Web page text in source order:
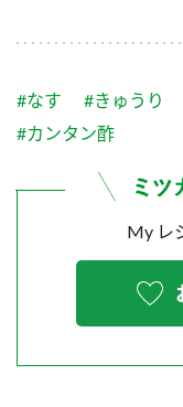
ふりかけ
炊き込みご飯
つゆ
納豆のサイト
三ツ判山吹
スペシャルサイト
お酢を知ろう！
すしラボ
ミツカ
MIM（
お客様相談セン
お客様の声をいかし
販売終了製品のご案内
よくあるご質問
#なす #きゅうり
#カンタン酢
My レ